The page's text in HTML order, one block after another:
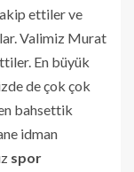
ettiler ve
Valimiz Murat
En büyük
de çok çok
bahsettik
idman
spor